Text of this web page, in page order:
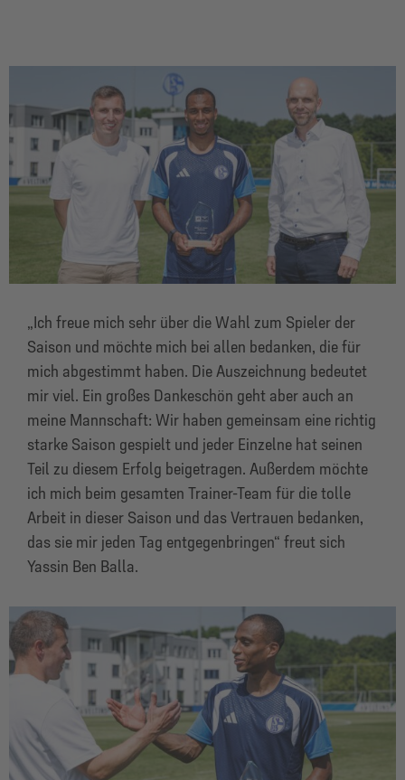
„Ich freue mich sehr über die Wahl zum Spieler der
Saison und möchte mich bei allen bedanken, die für
mich abgestimmt haben. Die Auszeichnung bedeutet
mir viel. Ein großes Dankeschön geht aber auch an
meine Mannschaft: Wir haben gemeinsam eine richtig
starke Saison gespielt und jeder Einzelne hat seinen
Teil zu diesem Erfolg beigetragen. Außerdem möchte
ich mich beim gesamten Trainer-Team für die tolle
Arbeit in dieser Saison und das Vertrauen bedanken,
das sie mir jeden Tag entgegenbringen“ freut sich
Yassin Ben Balla.